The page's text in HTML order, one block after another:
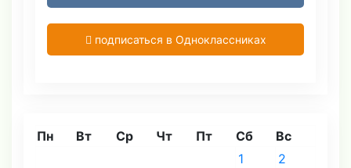
подписаться в Одноклассниках
Пн Вт Ср Чт Пт Сб Вс
1
2